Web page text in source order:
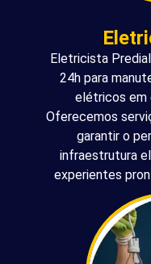
Eletricista
24h para
elétricos em
Oferecemos
garantir o
infraestrutura
experientes